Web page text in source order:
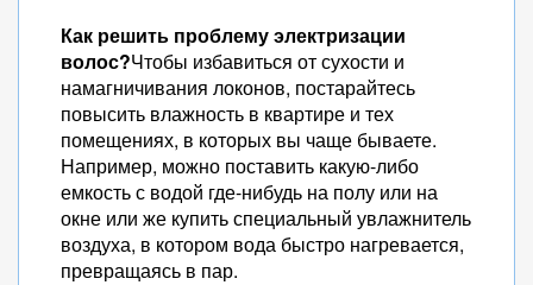
Как решить проблему электризации
волос?Чтобы избавиться от сухости и
намагничивания локонов, постарайтесь
повысить влажность в квартире и тех
помещениях, в которых вы чаще бываете.
Например, можно поставить какую-либо
емкость с водой где-нибудь на полу или на
окне или же купить специальный увлажнитель
воздуха, в котором вода быстро нагревается,
превращаясь в пар.